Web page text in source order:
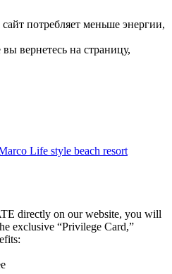
потребляет меньше энергии,
вернетесь на страницу,
Life style beach resort
directly on our website, you will
exclusive “Privilege Card,”